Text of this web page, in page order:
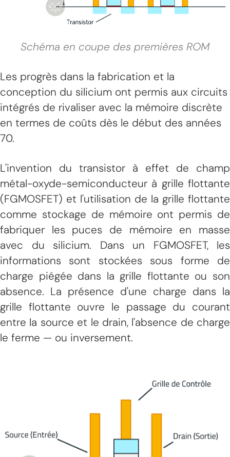
Schéma en coupe des premières ROM
Les progrès dans la fabrication et la
conception du silicium ont permis aux circuits
intégrés de rivaliser avec la mémoire discrète
en termes de coûts dès le début des années
70.
L'invention du transistor à effet de champ
métal-oxyde-semiconducteur à grille flottante
(FGMOSFET) et l'utilisation de la grille flottante
comme stockage de mémoire ont permis de
fabriquer les puces de mémoire en masse
avec du silicium. Dans un FGMOSFET, les
informations sont stockées sous forme de
charge piégée dans la grille flottante ou son
absence. La présence d'une charge dans la
grille flottante ouvre le passage du courant
entre la source et le drain, l'absence de charge
le ferme — ou inversement.